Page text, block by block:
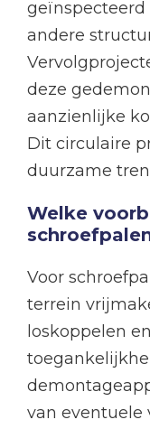
geïnspecteerd
andere
deze
aanzienlijke
Dit circulaire
duurzame
Welke
Voor
terrein
loskoppelen
van eventuele